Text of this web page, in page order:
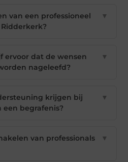
van een professioneel
▼
ervoor dat de wensen
nageleefd?
▼
krijgen bij
een begrafenis?
▼
van professionals
▼